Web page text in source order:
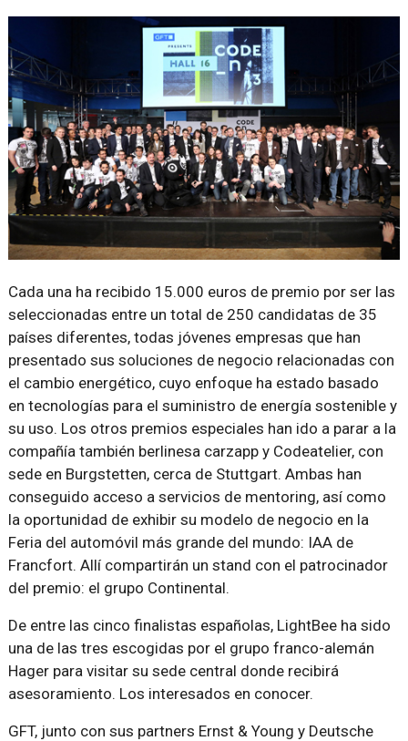
Cada una ha recibido 15.000 euros de premio por ser las
seleccionadas entre un total de 250 candidatas de 35
países diferentes, todas jóvenes empresas que han
presentado sus soluciones de negocio relacionadas con
el cambio energético, cuyo enfoque ha estado basado
en tecnologías para el suministro de energía sostenible y
su uso. Los otros premios especiales han ido a parar a la
compañía también berlinesa carzapp y Codeatelier, con
sede en Burgstetten, cerca de Stuttgart. Ambas han
conseguido acceso a servicios de mentoring, así como
la oportunidad de exhibir su modelo de negocio en la
Feria del automóvil más grande del mundo: IAA de
Francfort. Allí compartirán un stand con el patrocinador
del premio: el grupo Continental.
De entre las cinco finalistas españolas, LightBee ha sido
una de las tres escogidas por el grupo franco-alemán
Hager para visitar su sede central donde recibirá
asesoramiento. Los interesados en conocer.
GFT, junto con sus partners Ernst & Young y Deutsche